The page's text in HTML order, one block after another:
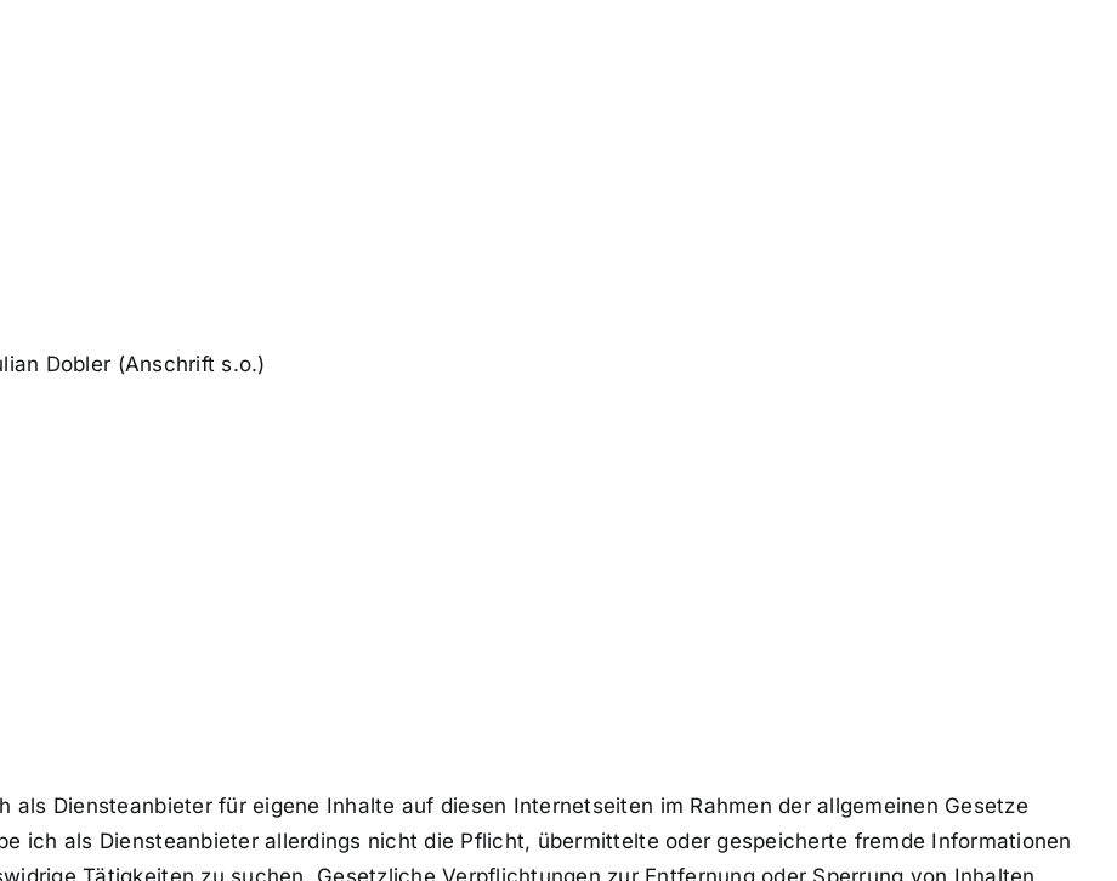
Dobler (Anschrift s.o.)
als Diensteanbieter für eigene Inhalte auf diesen Internetseiten im Rahmen der allgemeinen Gesetze
ich als Diensteanbieter allerdings nicht die Pflicht, übermittelte oder gespeicherte fremde Informationen
Tätigkeiten zu suchen. Gesetzliche Verpflichtungen zur Entfernung oder Sperrung von Inhalten